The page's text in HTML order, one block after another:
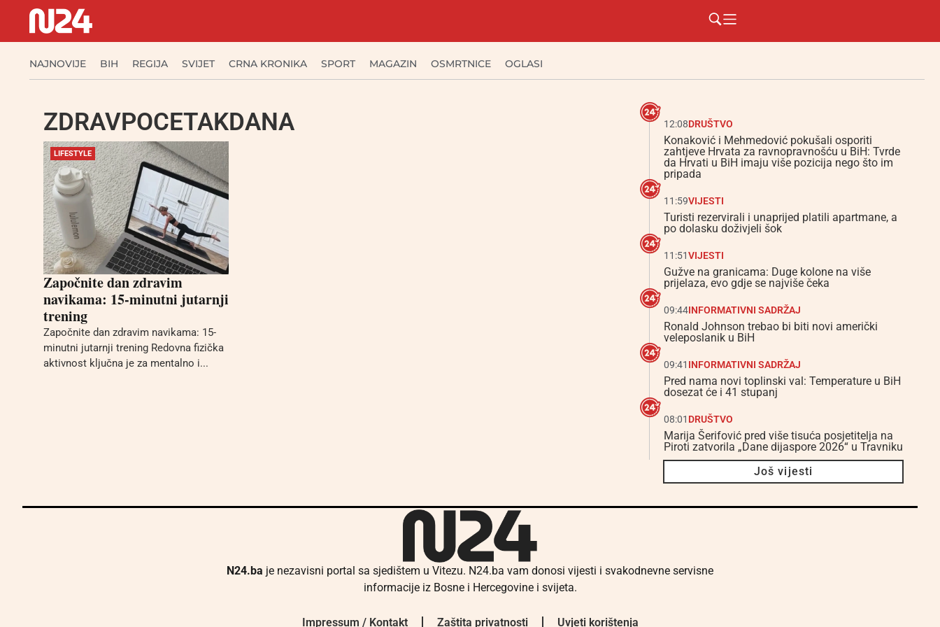
NAJNOVIJE BIH REGIJA SVIJET CRNA KRONIKA SPORT MAGAZIN OSMRTNICE OGLASI
ZDRAVPOCETAKDANA
LIFESTYLE
Započnite dan zdravim
navikama: 15-minutni jutarnji
trening
Započnite dan zdravim navikama: 15-
minutni jutarnji trening Redovna fizička
aktivnost ključna je za mentalno i...
12:08DRUŠTVO
Konaković i Mehmedović pokušali osporiti
zahtjeve Hrvata za ravnopravnošću u BiH: Tvrde
da Hrvati u BiH imaju više pozicija nego što im
pripada
11:59VIJESTI
Turisti rezervirali i unaprijed platili apartmane, a
po dolasku doživjeli šok
11:51VIJESTI
Gužve na granicama: Duge kolone na više
prijelaza, evo gdje se najviše čeka
09:44INFORMATIVNI SADRŽAJ
Ronald Johnson trebao bi biti novi američki
veleposlanik u BiH
09:41 INFORMATIVNI SADRŽAJ
Pred nama novi toplinski val: Temperature u BiH
dosezat će i 41 stupanj
08:01 DRUŠTVO
Marija Šerifović pred više tisuća posjetitelja na
Piroti zatvorila „Dane dijaspore 2026“ u Travniku
Još vijesti
N24.ba je nezavisni portal sa sjedištem u Vitezu. N24.ba vam donosi vijesti i svakodnevne servisne
informacije iz Bosne i Hercegovine i svijeta.
Impressum / Kontakt Zaštita privatnosti Uvjeti korištenja